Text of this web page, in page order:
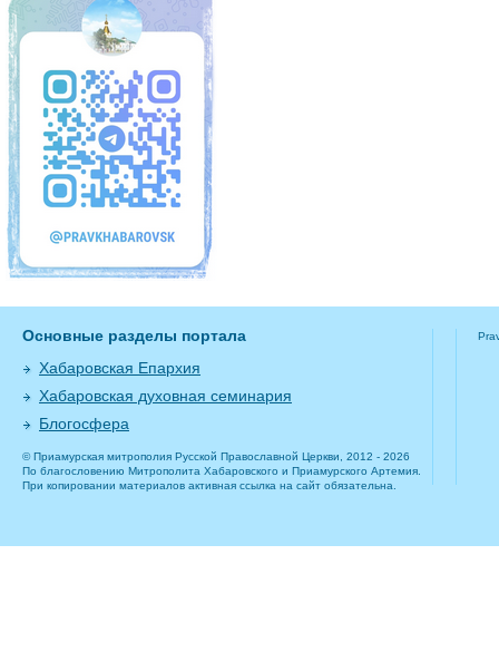
Основные разделы портала
Хабаровская Епархия
Хабаровская духовная семинария
Блогосфера
© Приамурская митрополия Русской Православной Церкви, 2012 - 2026
По благословению Митрополита Хабаровского и Приамурского Артемия.
При копировании материалов активная ссылка на сайт обязательна.